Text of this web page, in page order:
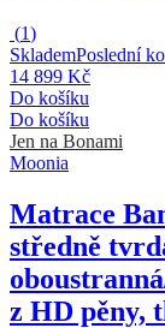
(1)
SklademPoslední
14 899 Kč
Do košíku
Do košíku
Jen na Bonami
Moonia
Matrace
středně
z HD pěny,